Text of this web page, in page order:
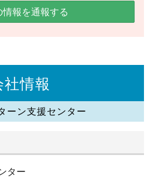
情報を通報する
社情報
ーン支援センター
ター